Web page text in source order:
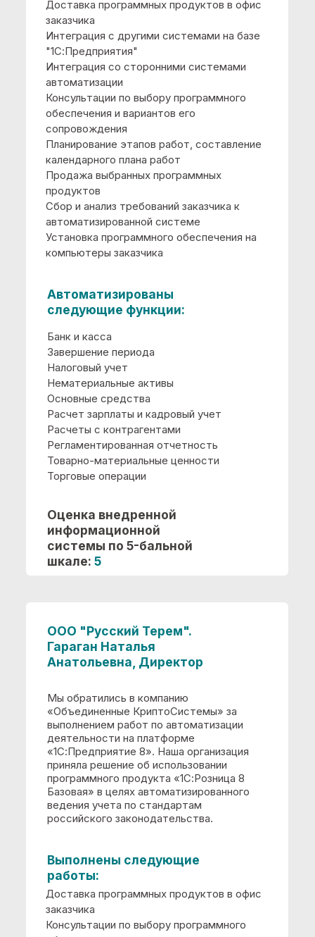
Оценка внедренной
информационной
системы по 5-бальной
шкале:5
Торговые операции
Автоматизированы
следующие функции:
Выполнены следующие
работы:
Оценка внедренной
информационной
системы по 5-бальной
шкале: 5
ООО "Русский Терем".
Гараган Наталья
Анатольевна, Директор
Взаиморасчеты с покупателями
Доставка программных продуктов в офис
заказчика
Консультации по выбору программного
обеспечения и вариантов его
сопровождения
Планирование этапов работ, составление
календарного плана работ
Продажа выбранных программных
продуктов
Сбор и анализ требований заказчика к
автоматизированной системе
Установка программного обеспечения на
Мы обратились в компанию
«Объединенные КриптоСистемы» за
выполнением работ по автоматизации
деятельности на платформе
«1С:Предприятие 8». Наша организация
приняла решение об использовании
программного продукта «1С:Розница 8
Выполнены следующие
работы:
ООО "Виел". Ли Валентина
Викторовна, Директор
Мы обратились в компанию
«Объединенные КриптоСистемы» за
выполнением работ по автоматизации
деятельности на платформе
«1С:Предприятие 8». Наша организация
приняла решение об использовании
ведения учета по стандартам
российского законодательства.